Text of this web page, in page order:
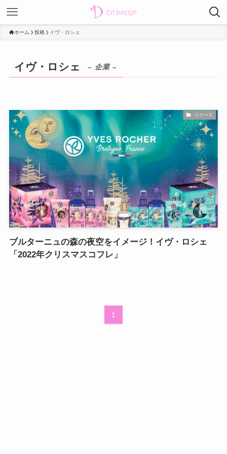
ホーム 投稿 イヴ・ロシェ
イヴ・ロシェ – 企業 –
-リリース
ブルターニュの森の夜空をイメージ！イヴ・ロシェ
「2022年クリスマスコフレ」
1